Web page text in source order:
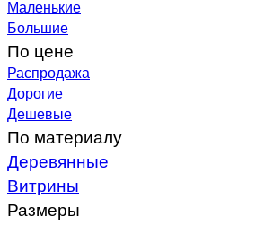
Маленькие
Большие
По цене
Распродажа
Дорогие
Дешевые
По материалу
Деревянные
Витрины
Размеры